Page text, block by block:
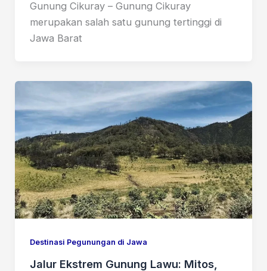
Gunung Cikuray – Gunung Cikuray
merupakan salah satu gunung tertinggi di
Jawa Barat
Destinasi Pegunungan di Jawa
Jalur Ekstrem Gunung Lawu: Mitos,